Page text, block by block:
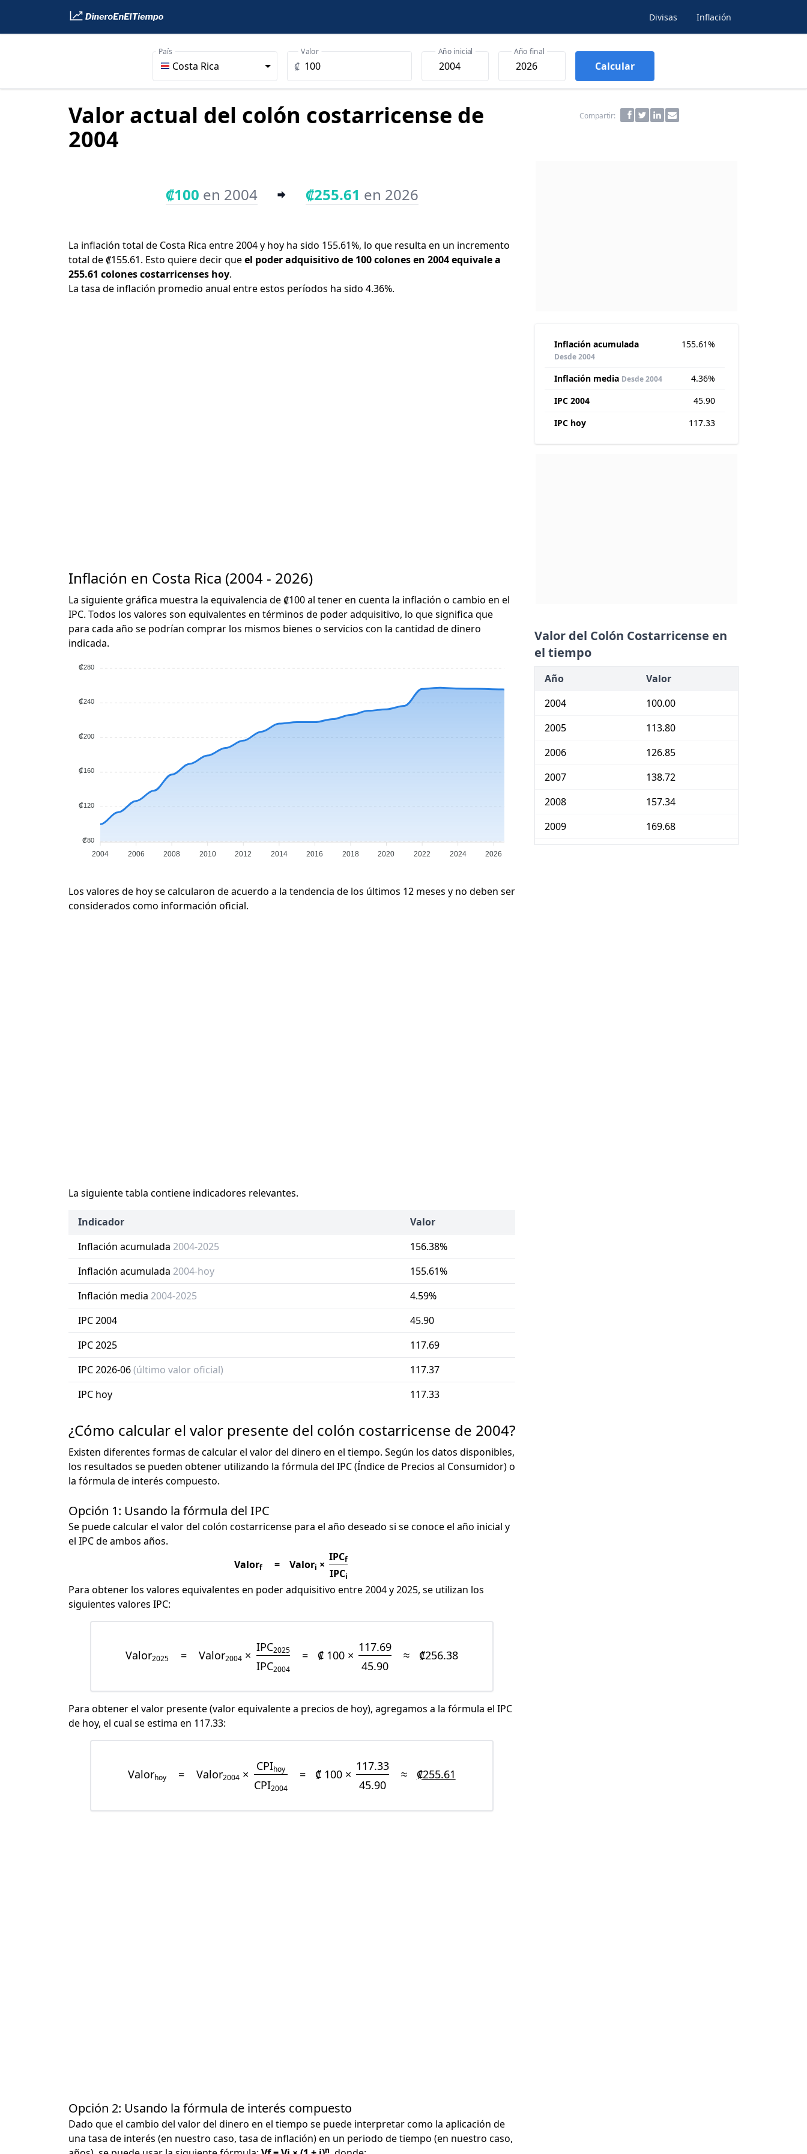
Divisas Inflación
Costa Rica
País
₡
Valor Año inicial Año final
Calcular
Valor actual del colón costarricense de
2004
Compartir:
₡100 en 2004 ₡255.61 en 2026
La inflación total de Costa Rica entre 2004 y hoy ha sido 155.61%, lo que resulta en un incremento
total de ₡155.61. Esto quiere decir queel poder adquisitivo de 100 colones en 2004 equivale a
255.61 colones costarricenses hoy.
La tasa de inflación promedio anual entre estos períodos ha sido 4.36%.
Inflación en Costa Rica (2004 - 2026)
La siguiente gráfica muestra la equivalencia de ₡100 al tener en cuenta la inflación o cambio en el
IPC. Todos los valores son equivalentes en términos de poder adquisitivo, lo que significa que
para cada año se podrían comprar los mismos bienes o servicios con la cantidad de dinero
indicada.
₡280
₡240
₡200
₡160
₡120
₡80
2004 2006 2008 2010 2012 2014 2016 2018 2020 2022 2024 2026
Los valores de hoy se calcularon de acuerdo a la tendencia de los últimos 12 meses y no deben ser
considerados como información oficial.
La siguiente tabla contiene indicadores relevantes.
Indicador
Valor
Inflación acumulada 2004-2025
156.38%
Inflación acumulada 2004-hoy
155.61%
Inflación media 2004-2025
4.59%
IPC 2004
45.90
IPC 2025
117.69
IPC 2026-06(último valor oficial)
117.37
IPC hoy
117.33
¿Cómo calcular el valor presente del colón costarricense de 2004?
Existen diferentes formas de calcular el valor del dinero en el tiempo. Según los datos disponibles,
los resultados se pueden obtener utilizando la fórmula del IPC (Índice de Precios al Consumidor) o
la fórmula de interés compuesto.
Opción 1: Usando la fórmula del IPC
Se puede calcular el valor del colón costarricense para el año deseado si se conoce el año inicial y
el IPC de ambos años.
Valorf = Valori ×
IPCf
IPCi
Para obtener los valores equivalentes en poder adquisitivo entre 2004 y 2025, se utilizan los
siguientes valores IPC:
Valor2025 = Valor2004 ×
IPC2025
IPC2004
= ₡ 100 ×
117.69
45.90
≈ ₡256.38
Para obtener el valor presente (valor equivalente a precios de hoy), agregamos a la fórmula el IPC
de hoy, el cual se estima en 117.33:
Valorhoy = Valor2004 ×
CPIhoy
CPI2004
= ₡ 100 ×
117.33
45.90
≈ ₡255.61
Opción 2: Usando la fórmula de interés compuesto
Dado que el cambio del valor del dinero en el tiempo se puede interpretar como la aplicación de
una tasa de interés (en nuestro caso, tasa de inflación) en un periodo de tiempo (en nuestro caso,
n
Inflación acumulada
Desde 2004
155.61%
Inflación media Desde 2004
4.36%
IPC 2004
45.90
IPC hoy
117.33
Valor del Colón Costarricense en
el tiempo
Año
Valor
2004
100.00
2005
113.80
2006
126.85
2007
138.72
2008
157.34
2009
169.68